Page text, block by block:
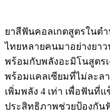
ยาสีฟันคอลเกตสูตรในต
ไทยหลายคนมาอย่างยา
พร้อมกับพลังอะมิโนสูตร
พร้อมแคลเซียมที่ไม่ละล
เพิ่มพลัง 4 เท่า เพื่อฟันที่
ประสิทธิภาพช่วยป้องกัน